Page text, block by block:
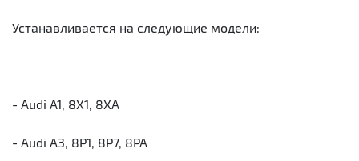
Устанавливается на следующие модели:
- Audi A1, 8X1, 8XA
- Audi A3, 8P1, 8P7, 8PA